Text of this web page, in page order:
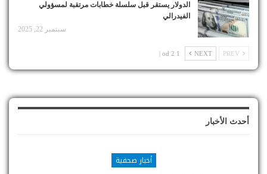
الدولار يستقر قبل سلسلة خطابات مرتقبة لمسؤولي
الفيدرالي
سبتمبر 22, 2025
NEXT
1 od 2 |
أحدث الأخبار
أخبار صحفية